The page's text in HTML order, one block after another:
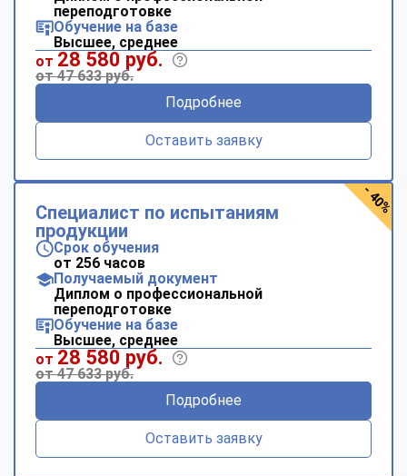
переподготовке
Обучение на базе
Высшее, среднее
от 28 580 руб.
от 47 633 руб.
Подробнее
Оставить заявку
Специалист по испытаниям
продукции
Срок обучения
от 256 часов
Получаемый документ
Диплом о профессиональной
переподготовке
Обучение на базе
Высшее, среднее
от 28 580 руб.
от 47 633 руб.
Подробнее
Оставить заявку
- 40%